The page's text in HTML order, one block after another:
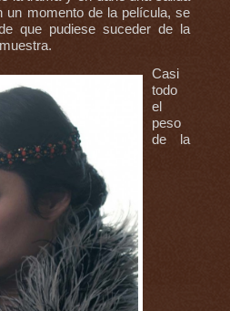
un momento de la película, se
que pudiese suceder de la
Casi
todo
el
peso
de la